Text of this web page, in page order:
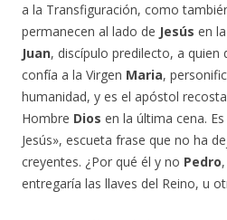
a la Transfiguración, como
permanecen al lado de Jesús en
Juan, discípulo predilecto, a quien
confía a la Virgen Maria,
humanidad, y es el apóstol
Hombre Dios en la última cena.
Jesús», escueta frase que no ha
creyentes. ¿Por qué él y no Pedro
entregaría las llaves del Reino, u